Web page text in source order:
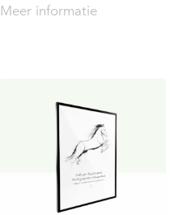
Meer informatie